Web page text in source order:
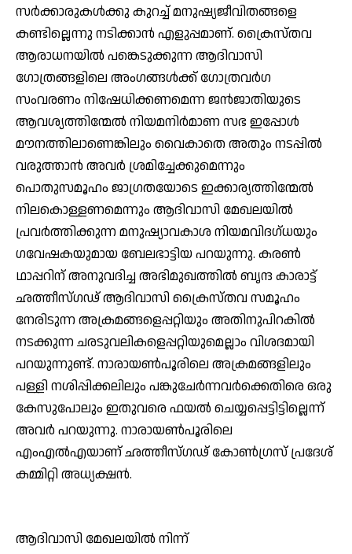
സര്‍ക്കാരുകള്‍ക്കു കുറച്ച് മനുഷ്യജീവിതങ്ങളെ
കണ്ടില്ലെന്നു നടിക്കാന്‍ എളുപ്പമാണ്. ക്രൈസ്തവ
ആരാധനയില്‍ പങ്കെടുക്കുന്ന ആദിവാസി
ഗോത്രങ്ങളിലെ അംഗങ്ങള്‍ക്ക് ഗോത്രവര്‍ഗ
സംവരണം നിഷേധിക്കണമെന്ന ജന്‍ജാതിയുടെ
ആവശ്യത്തിന്മേല്‍ നിയമനിര്‍മാണ സഭ ഇപ്പോള്‍
മൗനത്തിലാണെങ്കിലും വൈകാതെ അതും നടപ്പില്‍
വരുത്താന്‍ അവര്‍ ശ്രമിച്ചേക്കുമെന്നും
പൊതുസമൂഹം ജാഗ്രതയോടെ ഇക്കാര്യത്തിന്മേല്‍
നിലകൊള്ളണമെന്നും ആദിവാസി മേഖലയില്‍
പ്രവര്‍ത്തിക്കുന്ന മനുഷ്യാവകാശ നിയമവിദഗ്ധയും
ഗവേഷകയുമായ ബേലഭാട്ടിയ പറയുന്നു. കരണ്‍
ഥാപ്പറിന് അനുവദിച്ച അഭിമുഖത്തില്‍ ബൃന്ദ കാരാട്ട്
ഛത്തീസ്ഗഢ് ആദിവാസി ക്രൈസ്തവ സമൂഹം
നേരിടുന്ന അക്രമങ്ങളെപ്പറ്റിയും അതിനുപിറകില്‍
നടക്കുന്ന ചരടുവലികളെപ്പറ്റിയുമെല്ലാം വിശദമായി
പറയുന്നുണ്ട്. നാരായണ്‍പൂരിലെ അക്രമങ്ങളിലും
പള്ളി നശിപ്പിക്കലിലും പങ്കുചേര്‍ന്നവര്‍ക്കെതിരെ ഒരു
കേസുപോലും ഇതുവരെ ഫയല്‍ ചെയ്യപ്പെട്ടിട്ടില്ലെന്ന്
അവര്‍ പറയുന്നു. നാരായണ്‍പൂരിലെ
എംഎല്‍എയാണ് ഛത്തീസ്ഗഢ് കോണ്‍ഗ്രസ് പ്രദേശ്
കമ്മിറ്റി അധ്യക്ഷന്‍.
ആദിവാസി മേഖലയില്‍ നിന്ന്